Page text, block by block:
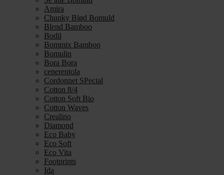
Amira
Chunky Blød Bomuld
Blend Bamboo
Bodil
Bommix Bamboo
Bomulin
Bora Bora
cenerentola
Cordonnet SPecial
Cotton 8/4
Cotton Soft Bio
Cotton Waves
Crealino
Diamond
Eco Baby
Eco Soft
Eco Vita
Footprints
Ida